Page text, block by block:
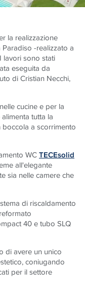
la realizzazione
-realizzato a
lavori sono stati
eseguita da
di Cristian Necchi,
cucine e per la
tutta la
boccola a scorrimento
WCTECEsolid
all'elegante
sia nelle camere che
di riscaldamento
40 e tubo SLQ
di avere un unico
coniugando
per il settore